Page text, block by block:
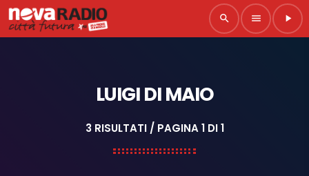
search menu play_arrow
LUIGI DI MAIO
3 RISULTATI / PAGINA 1 DI 1